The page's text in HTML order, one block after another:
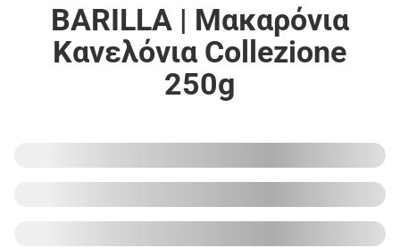
BARILLA | Μακαρόνια
Κανελόνια Collezione
250g